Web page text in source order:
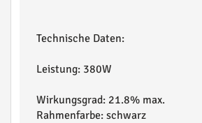
Technische Daten:
Leistung: 380W
Wirkungsgrad: 21.8% max.
Rahmenfarbe: schwarz